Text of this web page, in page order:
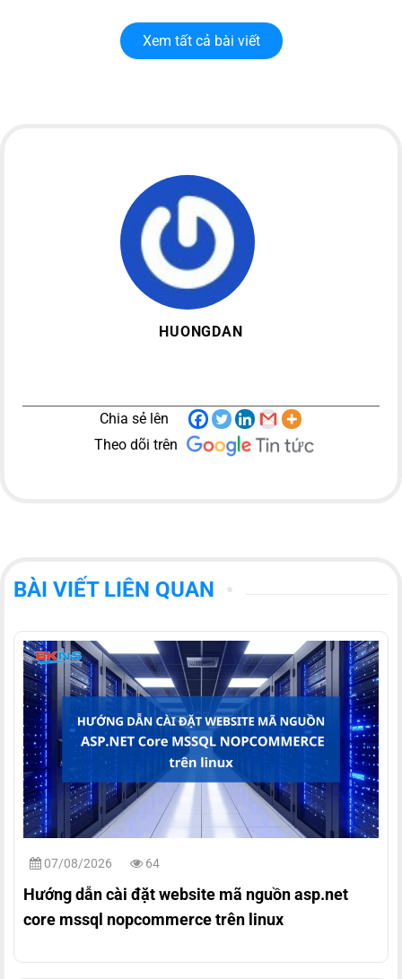
Xem tất cả bài viết
HUONGDAN
Chia sẻ lên
Theo dõi trên
BÀI VIẾT LIÊN QUAN
07/08/2026 64
Hướng dẫn cài đặt website mã nguồn asp.net
core mssql nopcommerce trên linux